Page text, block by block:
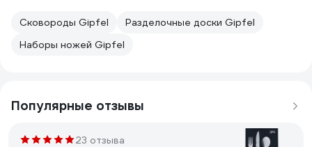
Сковороды Gipfel
Разделочные доски Gipfel
Наборы ножей Gipfel
Популярные отзывы
23 отзыва